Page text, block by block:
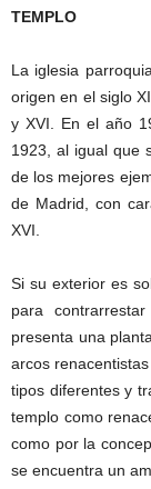
TEMPLO
La iglesia
origen en el siglo
y XVI. En el año
1923, al igual que
de los mejores
de Madrid, con
XVI.
Si su exterior es
para
presenta una
arcos
tipos diferentes y
templo como
como por la
se encuentra un